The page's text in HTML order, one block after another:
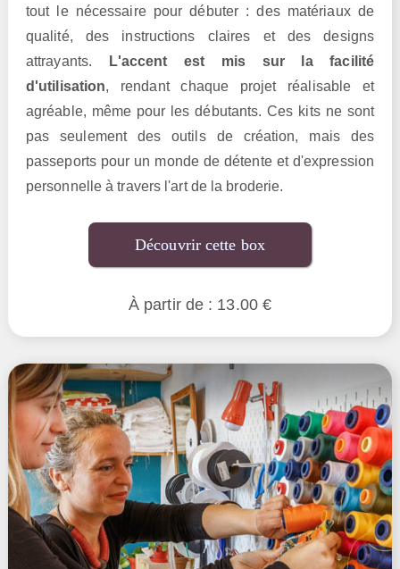
tout le nécessaire pour débuter : des matériaux de
qualité, des instructions claires et des designs
attrayants.
L'accent est mis sur la facilité
d'utilisation, rendant chaque projet réalisable et
agréable, même pour les débutants. Ces kits ne sont
pas seulement des outils de création, mais des
passeports pour un monde de détente et d'expression
personnelle à travers l'art de la broderie.
Découvrir cette box
À partir de : 13.00 €